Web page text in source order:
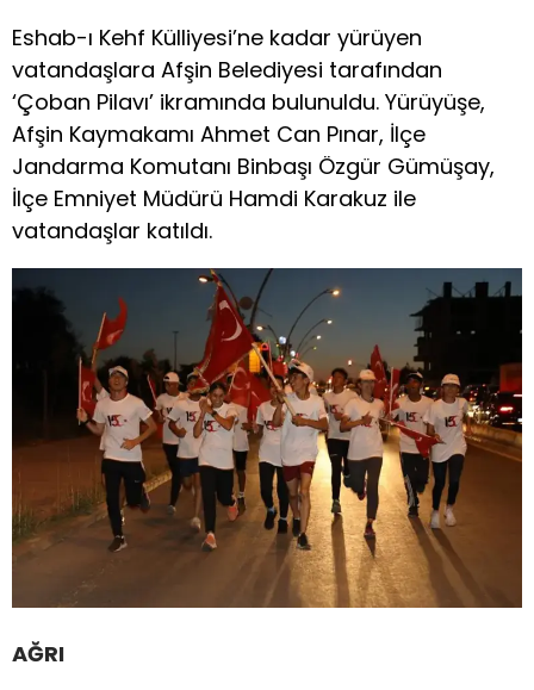
Eshab-ı Kehf Külliyesi’ne kadar yürüyen
vatandaşlara Afşin Belediyesi tarafından
‘Çoban Pilavı’ ikramında bulunuldu. Yürüyüşe,
Afşin Kaymakamı Ahmet Can Pınar, İlçe
Jandarma Komutanı Binbaşı Özgür Gümüşay,
İlçe Emniyet Müdürü Hamdi Karakuz ile
vatandaşlar katıldı.
AĞRI